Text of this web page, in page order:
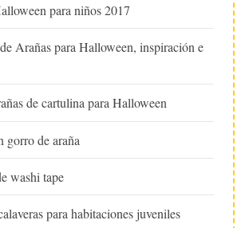
para niños 2017
Arañas para Halloween, inspiración e
de cartulina para Halloween
gorro de araña
washi tape
para habitaciones juveniles